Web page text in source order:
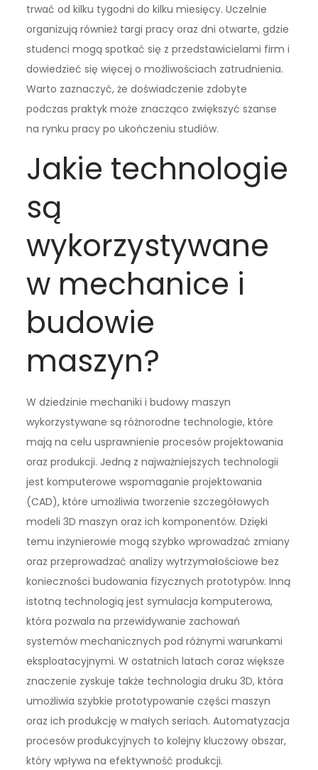
trwać od kilku tygodni do kilku miesięcy. Uczelnie
organizują również targi pracy oraz dni otwarte, gdzie
studenci mogą spotkać się z przedstawicielami firm i
dowiedzieć się więcej o możliwościach zatrudnienia.
Warto zaznaczyć, że doświadczenie zdobyte
podczas praktyk może znacząco zwiększyć szanse
na rynku pracy po ukończeniu studiów.
Jakie technologie
są
wykorzystywane
w mechanice i
budowie
maszyn?
W dziedzinie mechaniki i budowy maszyn
wykorzystywane są różnorodne technologie, które
mają na celu usprawnienie procesów projektowania
oraz produkcji. Jedną z najważniejszych technologii
jest komputerowe wspomaganie projektowania
(CAD), które umożliwia tworzenie szczegółowych
modeli 3D maszyn oraz ich komponentów. Dzięki
temu inżynierowie mogą szybko wprowadzać zmiany
oraz przeprowadzać analizy wytrzymałościowe bez
konieczności budowania fizycznych prototypów. Inną
istotną technologią jest symulacja komputerowa,
która pozwala na przewidywanie zachowań
systemów mechanicznych pod różnymi warunkami
eksploatacyjnymi. W ostatnich latach coraz większe
znaczenie zyskuje także technologia druku 3D, która
umożliwia szybkie prototypowanie części maszyn
oraz ich produkcję w małych seriach. Automatyzacja
procesów produkcyjnych to kolejny kluczowy obszar,
który wpływa na efektywność produkcji.